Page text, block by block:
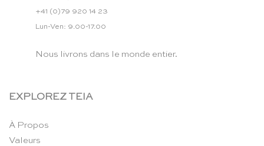
+41 (0)79 920 14 23
Lun-Ven: 9.00-17.00
Nous livrons dans le monde entier.
EXPLOREZ TEIA
À Propos
Valeurs